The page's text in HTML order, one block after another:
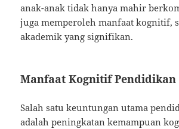
anak-anak tidak hanya mahir
juga memperoleh manfaat kognitif,
akademik yang signifikan.
Manfaat Kognitif
Salah satu keuntungan utama
adalah peningkatan kemampuan